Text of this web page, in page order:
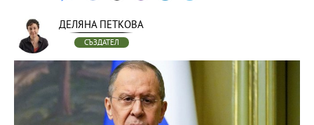
ДЕЛЯНА ПЕТКОВА
СЪЗДАТЕЛ